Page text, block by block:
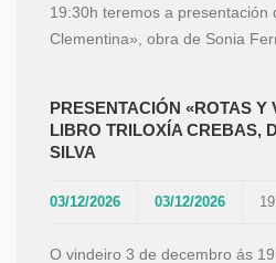
19:30h teremos a presentación
Clementina», obra de Sonia
PRESENTACIÓN «ROTAS Y
LIBRO TRILOXÍA CREBAS,
SILVA
03/12/2026 03/12/2026
O vindeiro 3 de decembro ás